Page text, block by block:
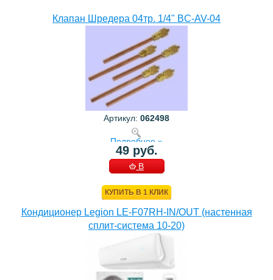
Клапан Шредера 04тр. 1/4" BC-AV-04
Артикул: 062498
Подробнее »
49 руб.
В
КУПИТЬ В 1 КЛИК
Кондиционер Legion LE-F07RH-IN/OUT (настенная
сплит-система 10-20)